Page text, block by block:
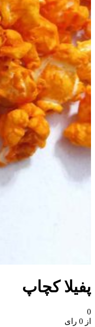
پفیلا کچاپ
0
از 0 رای